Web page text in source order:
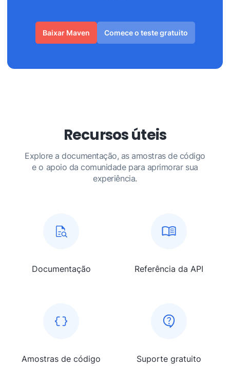
Baixar Maven Comece o teste gratuito
Recursos úteis
Explore a documentação, as amostras de código
e o apoio da comunidade para aprimorar sua
experiência.
Documentação Referência da API
Amostras de código Suporte gratuito